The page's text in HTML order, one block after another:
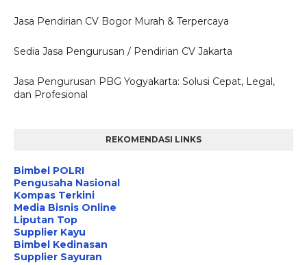
Jasa Pendirian CV Bogor Murah & Terpercaya
Sedia Jasa Pengurusan / Pendirian CV Jakarta
Jasa Pengurusan PBG Yogyakarta: Solusi Cepat, Legal,
dan Profesional
REKOMENDASI LINKS
Bimbel POLRI
Pengusaha Nasional
Kompas Terkini
Media Bisnis Online
Liputan Top
Supplier Kayu
Bimbel Kedinasan
Supplier Sayuran